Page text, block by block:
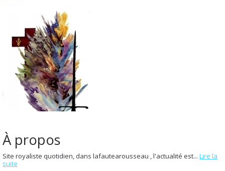
À propos
Site royaliste quotidien, dans lafautearousseau , l'actualité est... Lire la
suite